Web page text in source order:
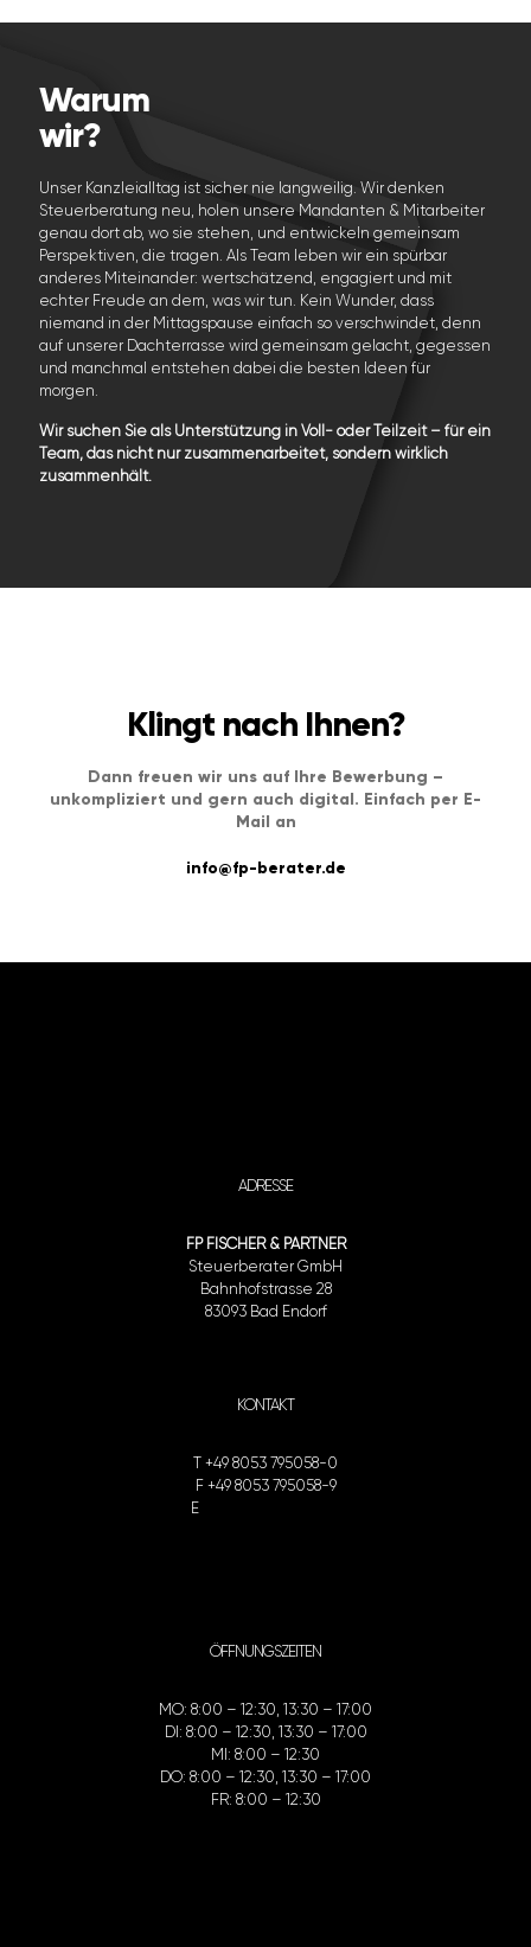
Warum
wir?
Unser Kanzleialltag ist sicher nie langweilig. Wir denken
Steuerberatung neu, holen unsere Mandanten & Mitarbeiter
genau dort ab, wo sie stehen, und entwickeln gemeinsam
Perspektiven, die tragen. Als Team leben wir ein spürbar
anderes Miteinander: wertschätzend, engagiert und mit
echter Freude an dem, was wir tun. Kein Wunder, dass
niemand in der Mittagspause einfach so verschwindet, denn
auf unserer Dachterrasse wird gemeinsam gelacht, gegessen
und manchmal entstehen dabei die besten Ideen für
morgen.
Wir suchen Sie als Unterstützung in Voll- oder Teilzeit – für ein
Team, das nicht nur zusammenarbeitet, sondern wirklich
zusammenhält.
Klingt nach Ihnen?
Dann freuen wir uns auf Ihre Bewerbung –
unkompliziert und gern auch digital. Einfach per E-
Mail an
info@fp-berater.de
ADRESSE
FP FISCHER & PARTNER
Steuerberater GmbH
Bahnhofstrasse 28
83093 Bad Endorf
KONTAKT
T +49 8053 795058-0
F +49 8053 795058-9
E
ÖFFNUNGSZEITEN
MO: 8:00 – 12:30, 13:30 – 17:00
DI: 8:00 – 12:30, 13:30 – 17:00
MI: 8:00 – 12:30
DO: 8:00 – 12:30, 13:30 – 17:00
FR: 8:00 – 12:30